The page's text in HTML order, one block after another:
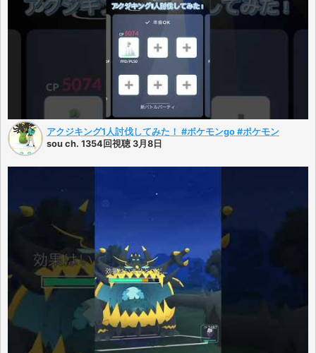
アクジキング1人討伐してみた！ #ポケモンgo #ポケモン
sou ch. 1354回視聴 3月8日